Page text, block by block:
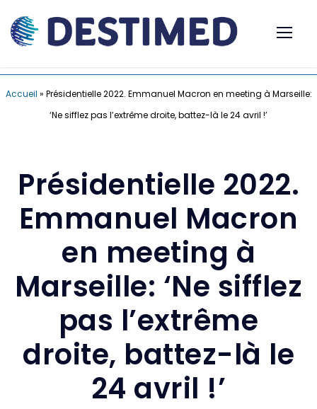
Accueil » Présidentielle 2022. Emmanuel Macron en meeting à Marseille:
‘Ne sifflez pas l’extrême droite, battez-là le 24 avril !’
Présidentielle 2022.
Emmanuel Macron
en meeting à
Marseille: ‘Ne sifflez
pas l’extrême
droite, battez-là le
24 avril !’